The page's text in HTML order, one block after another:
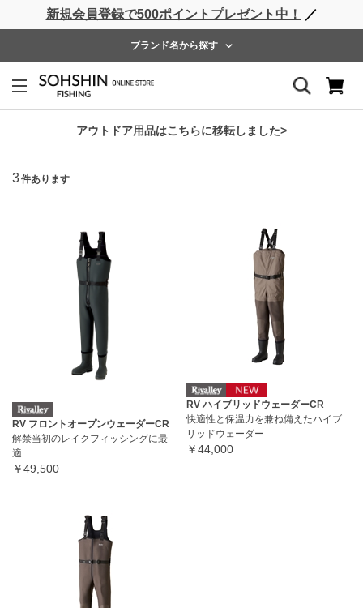
新規会員登録で500ポイントプレゼント中！ ／
ブランド名から探す
アウトドア用品はこちらに移転しました>
ライフベスト ウェーダー レインウェア フットウェア
防寒防水
3件あります
RV フロントオープンウェーダーCR
解禁当初のレイクフィッシングに最
適
￥49,500
RV ハイブリッドウェーダーCR
快適性と保温力を兼ね備えたハイブ
リッドウェーダー
￥44,000